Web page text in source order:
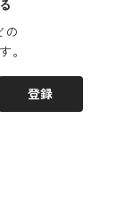
の
。
登録